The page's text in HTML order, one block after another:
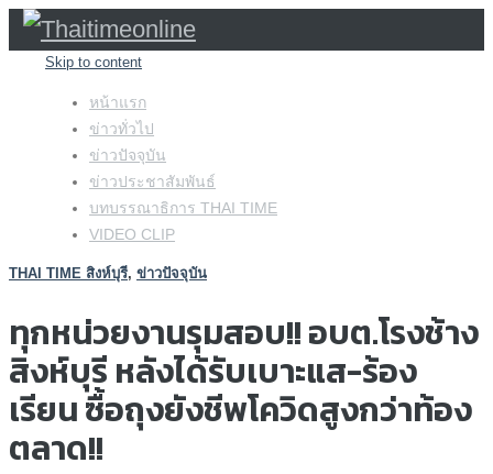
Skip to content
หน้าแรก
ข่าวทั่วไป
ข่าวปัจจุบัน
ข่าวประชาสัมพันธ์
บทบรรณาธิการ THAI TIME
VIDEO CLIP
THAI TIME สิงห์บุรี, ข่าวปัจจุบัน
ทุกหน่วยงานรุมสอบ!! อบต.โรงช้าง
สิงห์บุรี หลังได้รับเบาะแส-ร้อง
เรียน ซื้อถุงยังชีพโควิดสูงกว่าท้อง
ตลาด!!